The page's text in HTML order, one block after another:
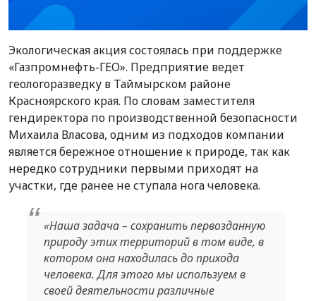
Экологическая акция состоялась при поддержке
«Газпромнефть-ГЕО». Предприятие ведет
геологоразведку в Таймырском районе
Красноярского края. По словам заместителя
гендиректора по производственной безопасности
Михаила Власова, одним из подходов компании
является бережное отношение к природе, так как
нередко сотрудники первыми приходят на
участки, где ранее не ступала нога человека.
«Наша задача – сохранить первозданную
природу этих территорий в том виде, в
котором она находилась до прихода
человека. Для этого мы используем в
своей деятельности различные